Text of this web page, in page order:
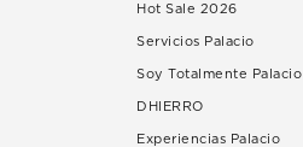
Hot Sale 2026
Servicios Palacio
Soy Totalmente Palacio
DHIERRO
Experiencias Palacio